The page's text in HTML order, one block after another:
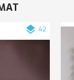
layers 42